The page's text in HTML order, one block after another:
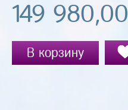
149 980,00
В корзину